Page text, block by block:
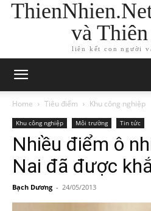
và
liên kết con người
Home Tiêu điểm Khu công nghiệp
Khu công nghiệp Môi trường Tin tức
Nhiều điểm ô
Nai đã được
Bạch Dương - 24/05/2013